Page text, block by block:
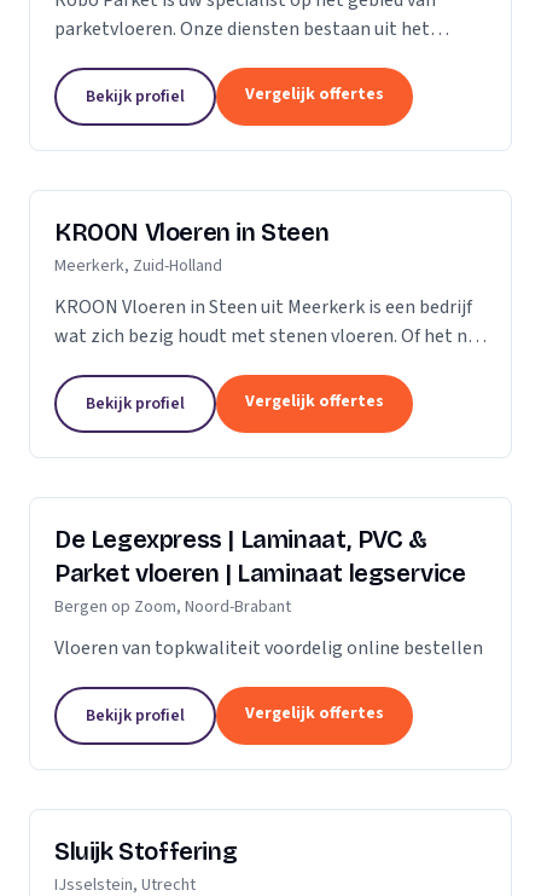
parketvloeren. Onze diensten bestaan uit het
parketvloeren. Voor ons is elke parketvloer uniek en
verdient daarom...
Bekijk profiel Vergelijk offertes
KROON Vloeren in Steen
Meerkerk, Zuid-Holland
KROON Vloeren in Steen uit Meerkerk is een bedrijf
wat zich bezig houdt met stenen vloeren. Of het nu
tegelzetters, vloerverwarming, onderhoud,...
Bekijk profiel Vergelijk offertes
De Legexpress | Laminaat, PVC &
Parket vloeren | Laminaat legservice
Bergen op Zoom, Noord-Brabant
Vloeren van topkwaliteit voordelig online bestellen
Bekijk profiel Vergelijk offertes
Sluijk Stoffering
IJsselstein, Utrecht